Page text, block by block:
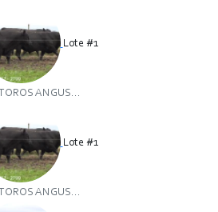
Lote #1
TOROS ANGUS...
Lote #1
TOROS ANGUS...